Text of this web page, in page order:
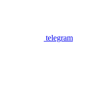
telegram